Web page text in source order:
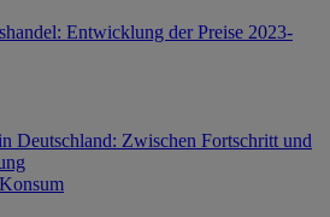
Entwicklung der Preise 2023-
Deutschland: Zwischen Fortschritt und